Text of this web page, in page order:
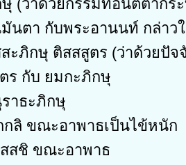
(ว่าด้วยกรรมที่อนัตตากร
ตา กับพระอานนท์ กล่าว
ะภิกษุ ติสสสูตร (ว่าด้วยปัจ
ร กับ ยมกะภิกษุ
าธะภิกษุ
กลิ ขณะอาพาธเป็นไข้หนัก
สชิ ขณะอาพาธ